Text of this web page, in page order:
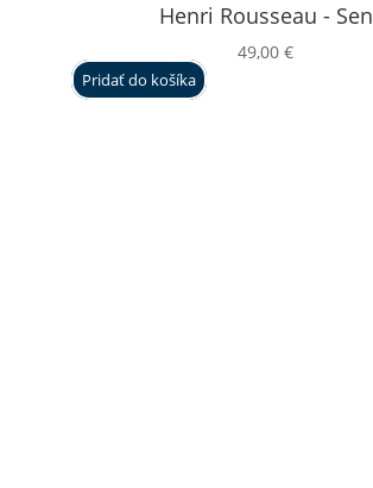
Henri Rousseau - Sen
49,00€
Pridať do košíka